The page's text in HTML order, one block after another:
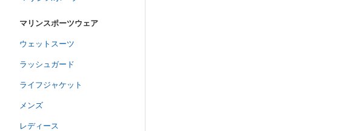
マリンスポーツウェア
ウェットスーツ
ラッシュガード
ライフジャケット
メンズ
レディース